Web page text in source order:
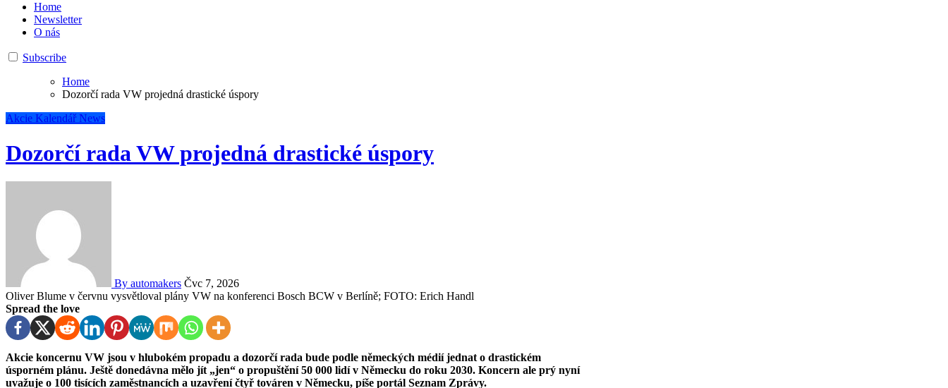
Home
Newsletter
O nás
Subscribe
Home
Dozorčí rada VW projedná drastické úspory
Akcie Kalendář News
Dozorčí rada VW projedná drastické úspory
By automakers Čvc 7, 2026
Oliver Blume v červnu vysvětloval plány VW na konferenci Bosch BCW v Berlíně; FOTO: Erich Handl
Spread the love
Akcie koncernu VW jsou v hlubokém propadu a dozorčí rada bude podle německých médií jednat o drastickém
úsporném plánu. Ještě donedávna mělo jít „jen“ o propuštění 50 000 lidí v Německu do roku 2030. Koncern ale prý nyní
uvažuje o 100 tisících zaměstnancích a uzavření čtyř továren v Německu, píše portál Seznam Zprávy.